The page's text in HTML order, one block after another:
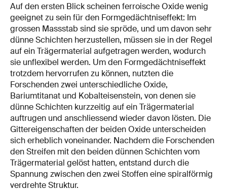
Auf den ersten Blick scheinen ferroische Oxide wenig
geeignet zu sein für den Formgedächtniseffekt: Im
grossen Massstab sind sie spröde, und um davon sehr
dünne Schichten herzustellen, müssen sie in der Regel
auf ein Trägermaterial aufgetragen werden, wodurch
sie unflexibel werden. Um den Formgedächtniseffekt
trotzdem hervorrufen zu können, nutzten die
Forschenden zwei unterschiedliche Oxide,
Bariumtitanat und Kobalteisenstein, von denen sie
dünne Schichten kurzzeitig auf ein Trägermaterial
auftrugen und anschliessend wieder davon lösten. Die
Gittereigenschaften der beiden Oxide unterscheiden
sich erheblich voneinander. Nachdem die Forschenden
den Streifen mit den beiden dünnen Schichten vom
Trägermaterial gelöst hatten, entstand durch die
Spannung zwischen den zwei Stoffen eine spiralförmig
verdrehte Struktur.